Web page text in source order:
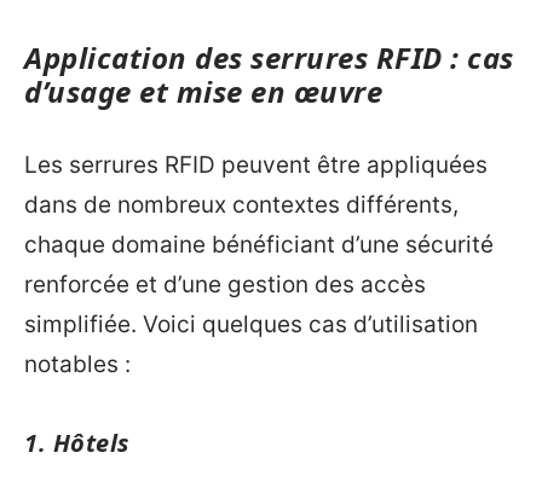
Application des serrures RFID : cas
d’usage et mise en œuvre
Les serrures RFID peuvent être appliquées
dans de nombreux contextes différents,
chaque domaine bénéficiant d’une sécurité
renforcée et d’une gestion des accès
simplifiée. Voici quelques cas d’utilisation
notables :
1. Hôtels